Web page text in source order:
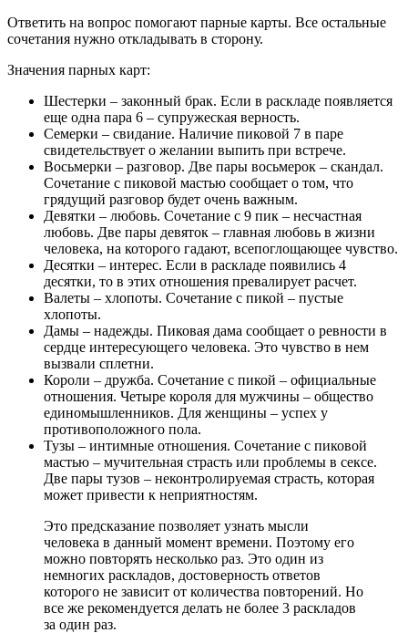
Ответить на вопрос помогают парные карты. Все остальные
сочетания нужно откладывать в сторону.
Значения парных карт:
Шестерки – законный брак. Если в раскладе появляется
еще одна пара 6 – супружеская верность.
Семерки – свидание. Наличие пиковой 7 в паре
свидетельствует о желании выпить при встрече.
Восьмерки – разговор. Две пары восьмерок – скандал.
Сочетание с пиковой мастью сообщает о том, что
грядущий разговор будет очень важным.
Девятки – любовь. Сочетание с 9 пик – несчастная
любовь. Две пары девяток – главная любовь в жизни
человека, на которого гадают, всепоглощающее чувство.
Десятки – интерес. Если в раскладе появились 4
десятки, то в этих отношения превалирует расчет.
Валеты – хлопоты. Сочетание с пикой – пустые
хлопоты.
Дамы – надежды. Пиковая дама сообщает о ревности в
сердце интересующего человека. Это чувство в нем
вызвали сплетни.
Короли – дружба. Сочетание с пикой – официальные
отношения. Четыре короля для мужчины – общество
единомышленников. Для женщины – успех у
противоположного пола.
Тузы – интимные отношения. Сочетание с пиковой
мастью – мучительная страсть или проблемы в сексе.
Две пары тузов – неконтролируемая страсть, которая
может привести к неприятностям.
Это предсказание позволяет узнать мысли
человека в данный момент времени. Поэтому его
можно повторять несколько раз. Это один из
немногих раскладов, достоверность ответов
которого не зависит от количества повторений. Но
все же рекомендуется делать не более 3 раскладов
за один раз.